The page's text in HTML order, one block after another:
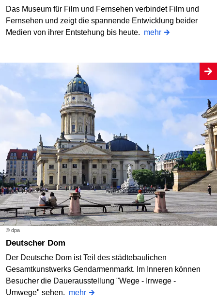
Das Museum für Film und Fernsehen verbindet Film und
Fernsehen und zeigt die spannende Entwicklung beider
Medien von ihrer Entstehung bis heute. mehr
© dpa
Deutscher Dom
Der Deutsche Dom ist Teil des städtebaulichen
Gesamtkunstwerks Gendarmenmarkt. Im Inneren können
Besucher die Dauerausstellung "Wege - Irrwege -
Umwege" sehen. mehr